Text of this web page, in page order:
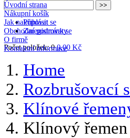
Přihlásit se
Zaregistrovat se
Počet položek: 0 0,00 Kč
Úvodní strana
Nákupní košík
Jak nakupovat
Obchodní podmínky
O firmě
Kontaktní informace
Home
Rozbrušovací
Klínové
Klínový